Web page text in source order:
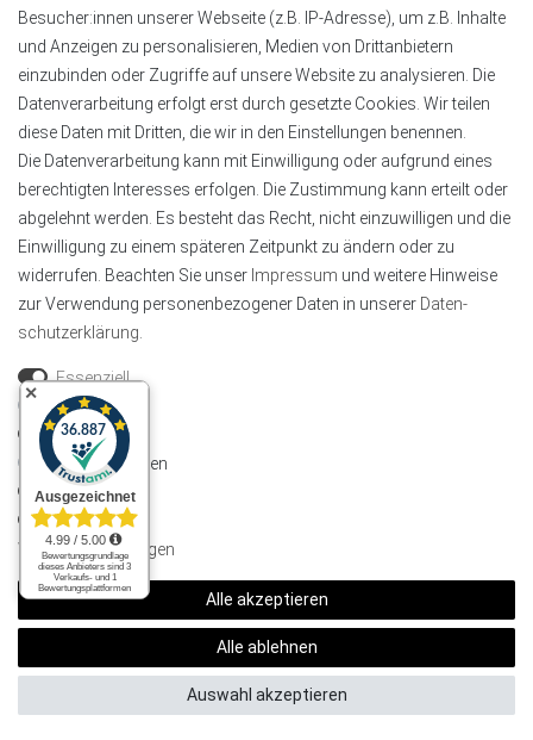
✕
Wohnzimmer
Besucher:innen unserer Webseite (z.B. IP-Adresse), um z.B. Inhalte
und Anzeigen zu personalisieren, Medien von Drittanbietern
einzubinden oder Zugriffe auf unsere Website zu analysieren. Die
Datenverarbeitung erfolgt erst durch gesetzte Cookies. Wir teilen
diese Daten mit Dritten, die wir in den Einstellungen benennen.
Die Datenverarbeitung kann mit Einwilligung oder aufgrund eines
berechtigten Interesses erfolgen. Die Zustimmung kann erteilt oder
abgelehnt werden. Es besteht das Recht, nicht einzuwilligen und die
Einwilligung zu einem späteren Zeitpunkt zu ändern oder zu
widerrufen. Beachten Sie unser Impressum und weitere Hinweise
zur Verwendung personenbezogener Daten in unserer Daten­
schutz­erklärung
Essenziell
Statistik
Marketing
Externe Medien
PayPal
Funktional
Weitere Einstellungen
Alle akzeptieren
Alle ablehnen
Auswahl akzeptieren